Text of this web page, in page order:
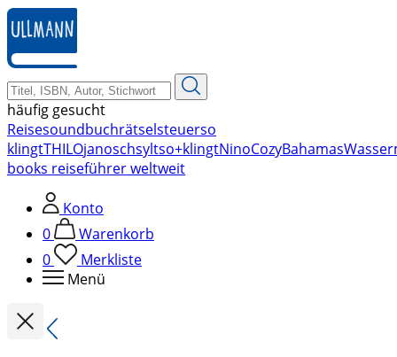
zum
Hauptinhalt
springen
häufig gesucht
Reisesoundbuchrätselsteuerso
klingtTHILOjanoschsyltso+klingtNinoCozyBahamas
books reiseführer weltweit
Konto
0
Warenkorb
0
Merkliste
Menü